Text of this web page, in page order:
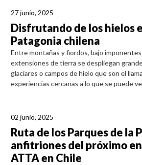
27 junio, 2025
Disfrutando de los hielos
Patagonia chilena
Entre montañas y fiordos, bajo
extensiones de tierra se despliegan
glaciares o campos de hielo que son el
experiencias cercanas a lo que se puede
02 junio, 2025
Ruta de los Parques de la
anfitriones del próximo
ATTA en Chile